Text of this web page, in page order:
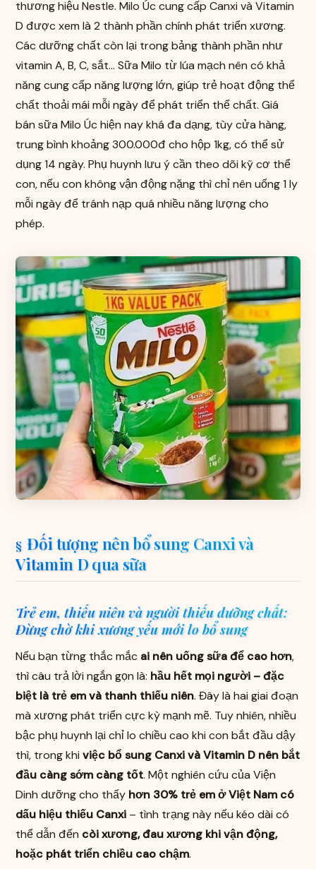
thương hiệu Nestle. Milo Úc cung cấp Canxi và Vitamin
D được xem là 2 thành phần chính phát triển xương.
Các dưỡng chất còn lại trong bảng thành phần như
vitamin A, B, C, sắt… Sữa Milo từ lúa mạch nên có khả
năng cung cấp năng lượng lớn, giúp trẻ hoạt động thể
chất thoải mái mỗi ngày để phát triển thể chất. Giá
bán sữa Milo Úc hiện nay khá đa dạng, tùy cửa hàng,
trung bình khoảng 300.000đ cho hộp 1kg, có thể sử
dụng 14 ngày. Phụ huynh lưu ý cần theo dõi kỹ cơ thể
con, nếu con không vận động nặng thì chỉ nên uống 1 ly
mỗi ngày để tránh nạp quá nhiều năng lượng cho
phép.
Đối tượng nên bổ sung Canxi và
Vitamin D qua sữa
Trẻ em, thiếu niên và người thiếu dưỡng chất:
Đừng chờ khi xương yếu mới lo bổ sung
Nếu bạn từng thắc mắc ai nên uống sữa để cao hơn,
thì câu trả lời ngắn gọn là: hầu hết mọi người – đặc
biệt là trẻ em và thanh thiếu niên. Đây là hai giai đoạn
mà xương phát triển cực kỳ mạnh mẽ. Tuy nhiên, nhiều
bậc phụ huynh lại chỉ lo chiều cao khi con bắt đầu dậy
thì, trong khiviệc bổ sung Canxi và Vitamin D nên bắt
đầu càng sớm càng tốt. Một nghiên cứu của Viện
Dinh dưỡng cho thấy hơn 30% trẻ em ở Việt Nam có
dấu hiệu thiếu Canxi – tình trạng này nếu kéo dài có
thể dẫn đến còi xương, đau xương khi vận động,
hoặc phát triển chiều cao chậm.